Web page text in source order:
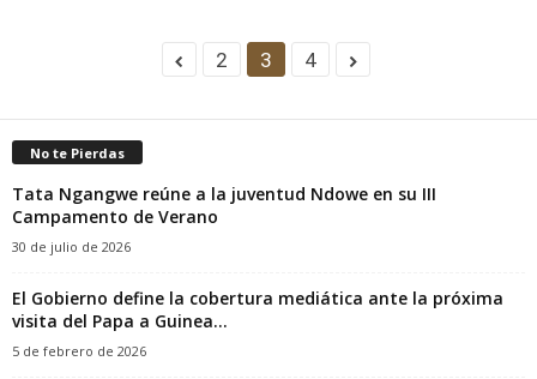
2 3 4
No te Pierdas
Tata Ngangwe reúne a la juventud Ndowe en su III
Campamento de Verano
30 de julio de 2026
El Gobierno define la cobertura mediática ante la próxima
visita del Papa a Guinea...
5 de febrero de 2026